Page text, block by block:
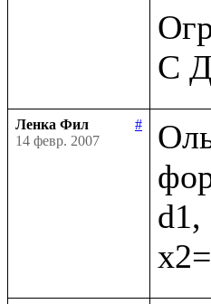
Ленка Фил
#
14 февр. 2007
d1,